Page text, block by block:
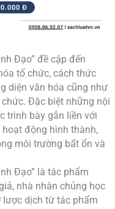
Đạo” đề cập đến
tổ chức, cách thức
diện văn hóa cũng như
Đặc biệt những nội
trình bày gắn liền với
động hình thành,
môi trường bất ổn và
Đạo” là tác phẩm
nhà nhân chủng học
lược dịch từ tác phẩm